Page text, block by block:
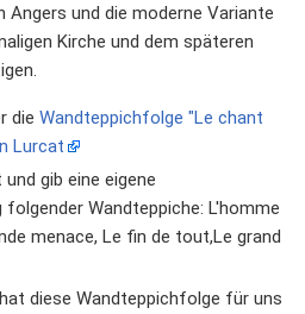
Angers und die moderne Variante
Kirche und dem späteren
die Wandteppichfolge "Le chant
Lurcat
gib eine eigene
Wandteppiche: L'homme
menace, Le fin de tout,Le grand
diese Wandteppichfolge für uns